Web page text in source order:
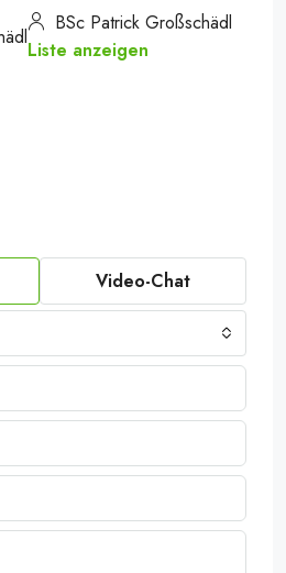
BSc Patrick Großschädl
Liste anzeigen
Video-Chat